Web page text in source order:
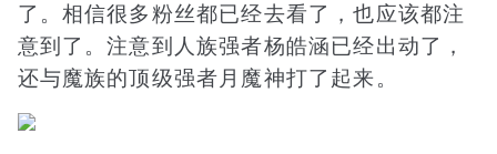
了。相信很多粉丝都已经去看了，也应该都注
意到了。注意到人族强者杨皓涵已经出动了，
还与魔族的顶级强者月魔神打了起来。